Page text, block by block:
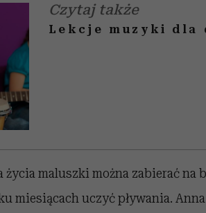
Czytaj także
Lekcje muzyki dla
życia maluszki można zabierać na
miesiącach uczyć pływania.